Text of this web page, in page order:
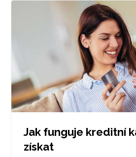
Jak funguje kreditní
získat